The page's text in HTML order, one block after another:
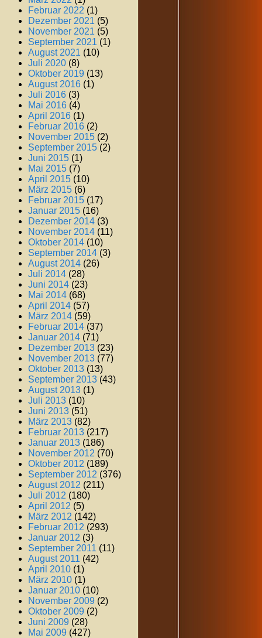
Februar 2022 (1)
Dezember 2021 (5)
November 2021 (5)
September 2021 (1)
August 2021 (10)
Juli 2020 (8)
Oktober 2019 (13)
August 2016 (1)
Juli 2016 (3)
Mai 2016 (4)
April 2016 (1)
Februar 2016 (2)
November 2015 (2)
September 2015 (2)
Juni 2015 (1)
Mai 2015 (7)
April 2015 (10)
März 2015 (6)
Februar 2015 (17)
Januar 2015 (16)
Dezember 2014 (3)
November 2014 (11)
Oktober 2014 (10)
September 2014 (3)
August 2014 (26)
Juli 2014 (28)
Juni 2014 (23)
Mai 2014 (68)
April 2014 (57)
März 2014 (59)
Februar 2014 (37)
Januar 2014 (71)
Dezember 2013 (23)
November 2013 (77)
Oktober 2013 (13)
September 2013 (43)
August 2013 (1)
Juli 2013 (10)
Juni 2013 (51)
März 2013 (82)
Februar 2013 (217)
Januar 2013 (186)
November 2012 (70)
Oktober 2012 (189)
September 2012 (376)
August 2012 (211)
Juli 2012 (180)
April 2012 (5)
März 2012 (142)
Februar 2012 (293)
Januar 2012 (3)
September 2011 (11)
August 2011 (42)
April 2010 (1)
März 2010 (1)
Januar 2010 (10)
November 2009 (2)
Oktober 2009 (2)
Juni 2009 (28)
Mai 2009 (427)